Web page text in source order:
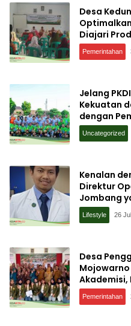
Desa
Diajari
Pemerintahan
Jelang
Kekuatan
dengan
Uncategorized
Kenalan
Direktur
Jombang
Ilmiah
Lifestyle 26
Desa
Akademisi,
Pemerintahan